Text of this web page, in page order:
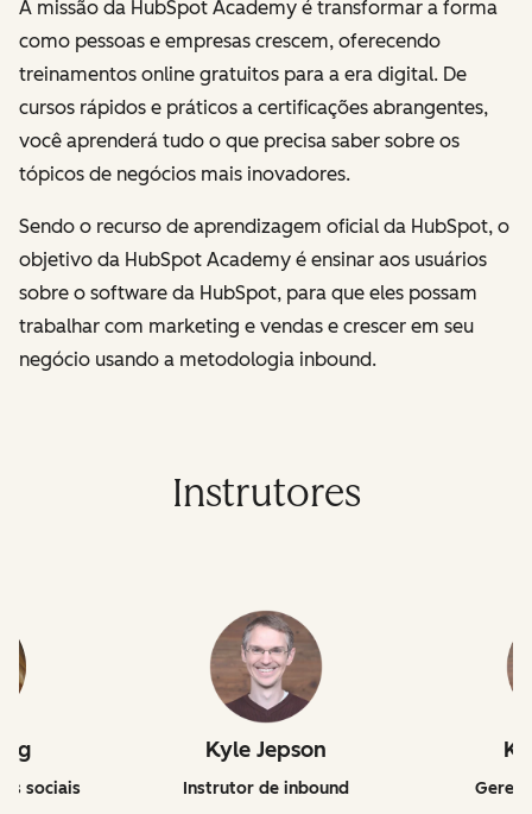
A missão da HubSpot Academy é transformar a forma
como pessoas e empresas crescem, oferecendo
treinamentos online gratuitos para a era digital. De
cursos rápidos e práticos a certificações abrangentes,
você aprenderá tudo o que precisa saber sobre os
tópicos de negócios mais inovadores.
Sendo o recurso de aprendizagem oficial da HubSpot, o
objetivo da HubSpot Academy é ensinar aos usuários
sobre o software da HubSpot, para que eles possam
trabalhar com marketing e vendas e crescer em seu
negócio usando a metodologia inbound.
Instrutores
sociais
Kyle Jepson
Instrutor de inbound